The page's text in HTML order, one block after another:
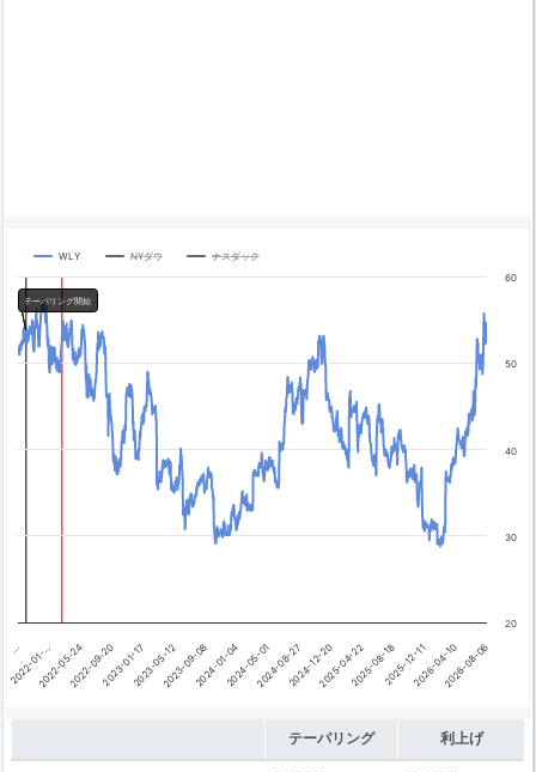
Chart
Line chart with 3 lines.
The chart has 1 X axis displaying categories.
The chart has 4 Y axes displaying yA0, yA1, yA2, and yA3.
Chart annotations summary
テーパリング開始
テーパリング開始
WLY NYダウ ナスダック
…
2022-01-…2022-05-242022-09-202023-01-172023-05-122023-09-082024-01-042024-05-012024-08-272024-12-202025-04-222025-08-182025-12-112026-04-102026-08-06
30
40
50
60
20
テーパリング 利上げ